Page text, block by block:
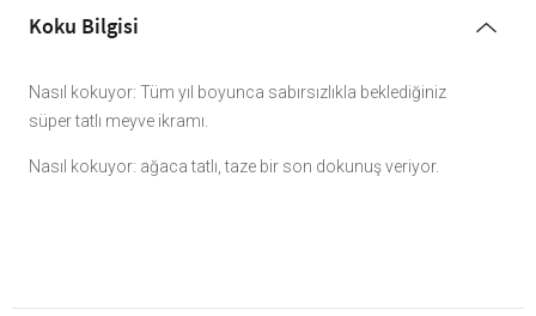
Koku Bilgisi
Nasıl kokuyor: Tüm yıl boyunca sabırsızlıkla beklediğiniz
süper tatlı meyve ikramı.
Nasıl kokuyor: ağaca tatlı, taze bir son dokunuş veriyor.